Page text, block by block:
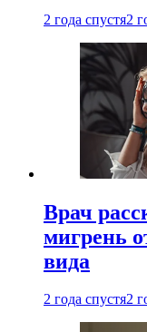
2 года спустя2
Врач
мигрень
вида
2 года спустя2